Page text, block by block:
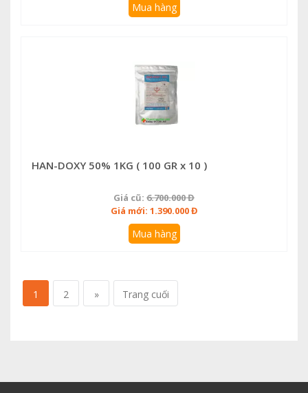
Mua hàng
HAN-DOXY 50% 1KG ( 100 GR x 10 )
Giá cũ: 6.700.000 Đ
Giá mới: 1.390.000 Đ
Mua hàng
1 2 » Trang cuối